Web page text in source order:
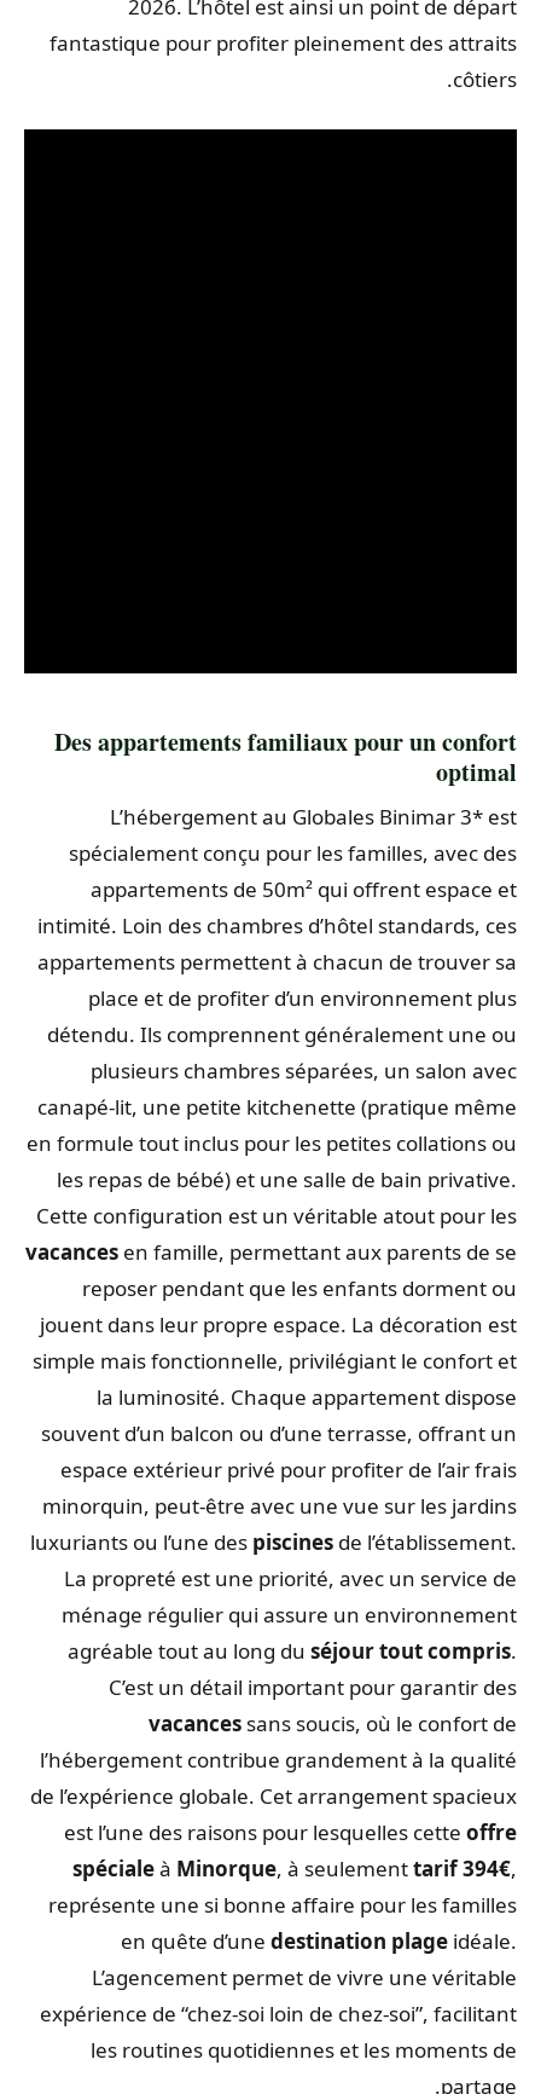
2026. L’hôtel est ainsi un point de départ
fantastique pour profiter pleinement des attraits
côtiers.
Des appartements familiaux pour un confort
optimal
L’hébergement au Globales Binimar 3* est
spécialement conçu pour les familles, avec des
appartements de 50m² qui offrent espace et
intimité. Loin des chambres d’hôtel standards, ces
appartements permettent à chacun de trouver sa
place et de profiter d’un environnement plus
détendu. Ils comprennent généralement une ou
plusieurs chambres séparées, un salon avec
canapé-lit, une petite kitchenette (pratique même
en formule tout inclus pour les petites collations ou
les repas de bébé) et une salle de bain privative.
Cette configuration est un véritable atout pour les
vacances en famille, permettant aux parents de se
reposer pendant que les enfants dorment ou
jouent dans leur propre espace. La décoration est
simple mais fonctionnelle, privilégiant le confort et
la luminosité. Chaque appartement dispose
souvent d’un balcon ou d’une terrasse, offrant un
espace extérieur privé pour profiter de l’air frais
minorquin, peut-être avec une vue sur les jardins
luxuriants ou l’une despiscines de l’établissement.
La propreté est une priorité, avec un service de
ménage régulier qui assure un environnement
agréable tout au long duséjour tout compris
C’est un détail important pour garantir des
vacances sans soucis, où le confort de
l’hébergement contribue grandement à la qualité
de l’expérience globale. Cet arrangement spacieux
est l’une des raisons pour lesquelles cetteoffre
spécialeàMinorque , à seulementtarif 394€
représente une si bonne affaire pour les familles
en quête d’unedestination plage idéale.
L’agencement permet de vivre une véritable
expérience de “chez-soi loin de chez-soi”, facilitant
les routines quotidiennes et les moments de
partage.